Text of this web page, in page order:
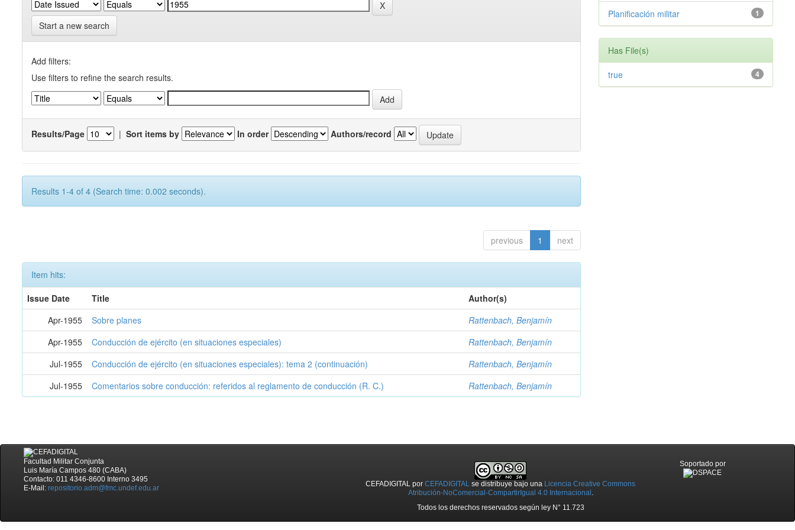
Start a new search
Add filters:
Use filters to refine the search results.
Results/Page | Sort items by In order Authors/record
Results 1-4 of 4 (Search time: 0.002 seconds).
previous 1 next
Item hits:
Issue Date
Title
Author(s)
Apr-1955
Sobre planes
Rattenbach, Benjamín
Apr-1955
Conducción de ejército (en situaciones especiales)
Rattenbach, Benjamín
Jul-1955
Conducción de ejército (en situaciones especiales): tema 2 (continuación)
Rattenbach, Benjamín
Jul-1955
Comentarios sobre conducción: referidos al reglamento de conducción (R. C.) Rattenbach, Benjamín
1
Planificación militar
Has File(s)
4
true
Facultad Militar Conjunta
Luis María Campos 480 (CABA)
Contacto: 011 4346-8600 Interno 3495
E-Mail: repositorio.adm@fmc.undef.edu.ar CEFADIGITAL porCEFADIGITAL se distribuye bajo una Licencia Creative Commons
Atribución-NoComercial-CompartirIgual 4.0 Internacional .
Todos los derechos reservados según ley N° 11.723
Soportado por